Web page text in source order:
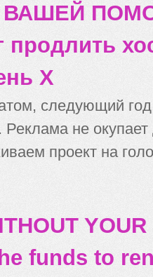
ВАШЕЙ
продлить
X
следующий
не
проект на
funds to